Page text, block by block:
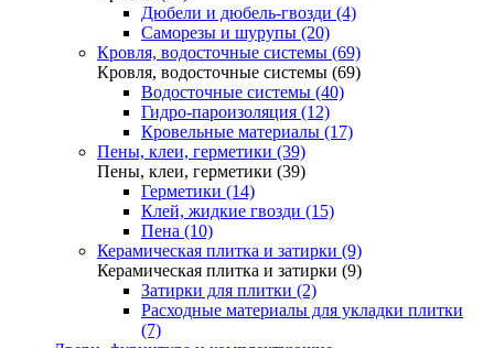
Дюбели и дюбель-гвозди (4)
Саморезы и шурупы (20)
Кровля, водосточные системы (69)
Кровля, водосточные системы (69)
Водосточные системы (40)
Гидро-пароизоляция (12)
Кровельные материалы (17)
Пены, клеи, герметики (39)
Пены, клеи, герметики (39)
Герметики (14)
Клей, жидкие гвозди (15)
Пена (10)
Керамическая плитка и затирки (9)
Керамическая плитка и затирки (9)
Затирки для плитки (2)
Расходные материалы для укладки плитки
(7)